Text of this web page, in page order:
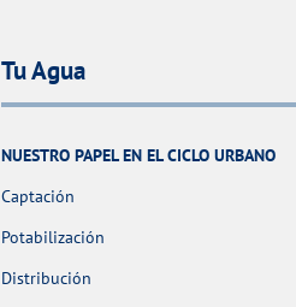
Tu Agua
NUESTRO PAPEL EN EL CICLO URBANO
Captación
Potabilización
Distribución